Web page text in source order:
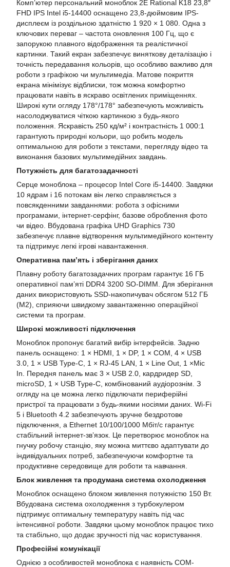
Комп’ютер персональний моноблок 2E Rational K18 23,8″
FHD IPS Intel i5-14400 оснащено 23,8-дюймовим IPS-
дисплеєм із роздільною здатністю 1 920 × 1 080. Одна з
ключових переваг – частота оновлення 100 Гц, що є
запорукою плавного відображення та реалістичної
картинки. Такий екран забезпечує виняткову деталізацію і
точність передавання кольорів, що особливо важливо для
роботи з графікою чи мультимедіа. Матове покриття
екрана мінімізує відблиски, тож можна комфортно
працювати навіть в яскраво освітлених приміщеннях.
Широкі кути огляду 178°/178° забезпечують можливість
насолоджуватися чіткою картинкою з будь-якого
положення. Яскравість 250 кд/м² і контрастність 1 000:1
гарантують природні кольори, що робить модель
оптимальною для роботи з текстами, перегляду відео та
виконання базових мультимедійних завдань.
Потужність для багатозадачності
Серце моноблока – процесор Intel Core i5-14400. Завдяки
10 ядрам і 16 потокам він легко справляється з
повсякденними завданнями: робота з офісними
програмами, інтернет-серфінг, базове оброблення фото
чи відео. Вбудована графіка UHD Graphics 730
забезпечує плавне відтворення мультимедійного контенту
та підтримує легкі ігрові навантаження.
Оперативна пам’ять і зберігання даних
Плавну роботу багатозадачних програм гарантує 16 ГБ
оперативної пам’яті DDR4 3200 SO-DIMM. Для зберігання
даних використовують SSD-накопичувач обсягом 512 ГБ
(М2), сприяючи швидкому завантаженню операційної
системи та програм.
Широкі можливості підключення
Моноблок пропонує багатий вибір інтерфейсів. Задню
панель оснащено: 1 × HDMI, 1 × DP, 1 × COM, 4 × USB
3.0, 1 × USB Type-C, 1 × RJ-45 LAN, 1 × Line Out, 1 ×Mic
In. Передня панель має 3 × USB 2.0, кардридер SD,
microSD, 1 × USB Type-C, комбінований аудіорознім. З
огляду на це можна легко підключати периферійні
пристрої та працювати з будь-якими носіями даних. Wi-Fi
5 і Bluetooth 4.2 забезпечують зручне бездротове
підключення, а Ethernet 10/100/1000 Мбіт/с гарантує
стабільний інтернет-зв’язок. Це перетворює моноблок на
гнучку робочу станцію, яку можна миттєво адаптувати до
індивідуальних потреб, забезпечуючи комфортне та
продуктивне середовище для роботи та навчання.
Блок живлення та продумана система охолодження
Моноблок оснащено блоком живлення потужністю 150 Вт.
Вбудована система охолодження з турбокулером
підтримує оптимальну температуру навіть під час
інтенсивної роботи. Завдяки цьому моноблок працює тихо
та стабільно, що додає зручності під час користування.
Професійні комунікації
Однією з особливостей моноблока є наявність COM-